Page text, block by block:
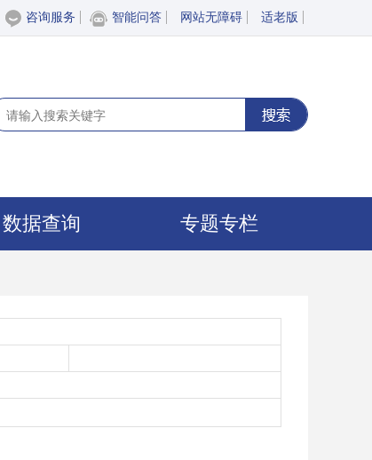
咨询服务 智能问答 网站无障碍 适老版
数据查询 专题专栏